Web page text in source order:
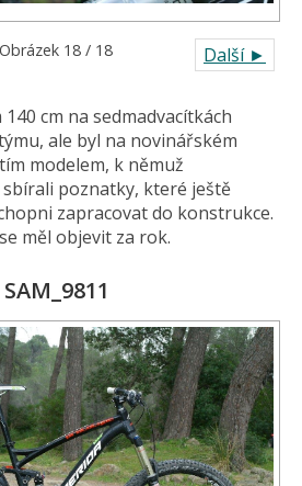
Další ►
Obrázek 18 / 18
cm na sedmadvacítkách
ale byl na novinářském
modelem, k němuž
poznatky, které ještě
zapracovat do konstrukce.
měl objevit za rok.
SAM_9811